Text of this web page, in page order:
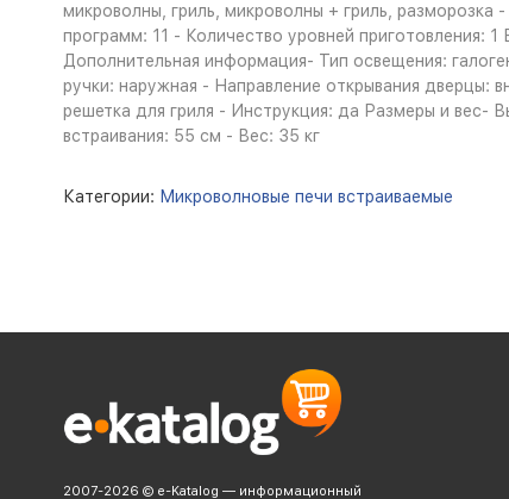
микроволны, гриль, микроволны + гриль,
программ: 11 - Количество уровней
Дополнительная информация- Тип освещения:
ручки: наружная - Направление открывания дверцы:
решетка для гриля - Инструкция: да Размеры и
встраивания: 55 см - Вес: 35 кг
Категории: Микроволновые печи встраиваемые
2007-2026 © e-Katalog — информационный